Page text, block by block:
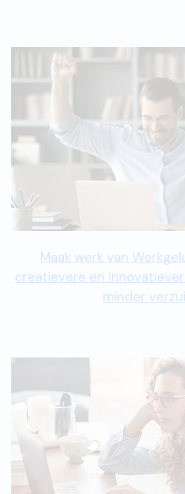
Maak werk van
creatievere en
minder